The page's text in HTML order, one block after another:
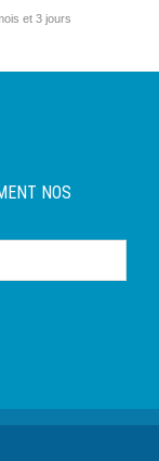
et 3 jours
NOS